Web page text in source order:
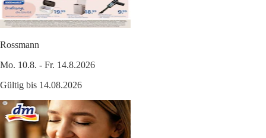
Rossmann
Mo. 10.8. - Fr. 14.8.2026
Gültig bis 14.08.2026